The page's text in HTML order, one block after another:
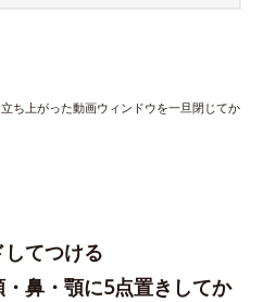
ち上がった動画ウィンドウを一旦閉じてか
てつける
鼻・顎に5点置きしてか